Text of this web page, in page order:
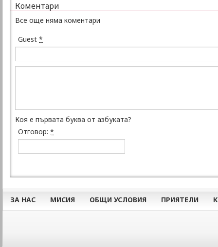
Коментари
Все още няма коментари
Guest *
Коя е първата буква от азбуката?
Отговор: *
ЗА НАС МИСИЯ ОБЩИ УСЛОВИЯ ПРИЯТЕЛИ